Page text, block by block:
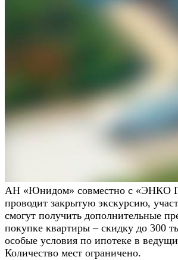
АН «Юнидом» совместно с «ЭНКО
проводит закрытую экскурсию,
смогут получить дополнительные
покупке квартиры – скидку до 300
особые условия по ипотеке в
Количество мест ограничено.